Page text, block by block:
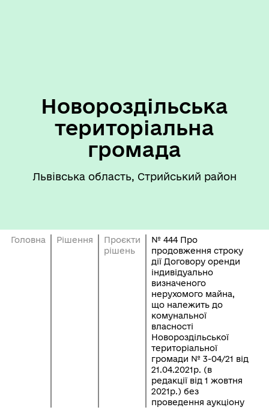
Новороздільська
територіальна
громада
Львівська область, Стрийський район
Головна Рішення
Проєкти
рішень
№ 444 Про
продовження строку
дії Договору оренди
індивідуально
визначеного
нерухомого майна,
що належить до
комунальної
власності
Новороздільської
територіальної
громади № 3-04/21 від
21.04.2021р. (в
редакції від 1 жовтня
2021р.) без
проведення аукціону